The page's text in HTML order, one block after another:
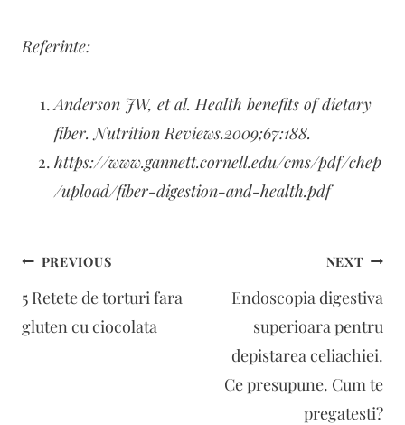
Referinte:
Anderson JW, et al. Health benefits of dietary
fiber. Nutrition Reviews.2009;67:188.
https://www.gannett.cornell.edu/cms/pdf/chep
/upload/fiber-digestion-and-health.pdf
Navigare
în
articole
PREVIOUS
5 Retete de torturi fara
gluten cu ciocolata
NEXT
Endoscopia digestiva
superioara pentru
depistarea celiachiei.
Ce presupune. Cum te
pregatesti?